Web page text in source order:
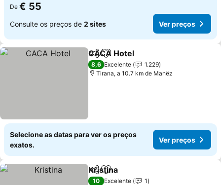
De € 55
Consulte os preços de 2 sites Ver preços
PartilharAdicionar aos favoritos
CACA Hotel
8,6 Excelente
1.229
Tirana, a 10.7 km de Manëz
Selecione as datas para ver os preços
exatos.
Ver preços
PartilharAdicionar aos favoritos
Kristina
10 Excelente
1